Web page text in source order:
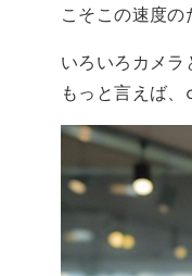
こそこの速度の
いろいろカメ
もっと言えば